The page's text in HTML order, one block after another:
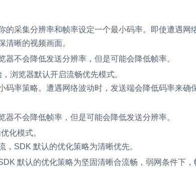
的采集分辨率和帧率设定一个最小码率。即使遭遇网
清晰的视频画面。
器不会降低发送分辨率，但是可能会降低帧率。
浏览器默认开启流畅优先模式。
码率策略。遭遇网络波动时，发送端会降低码率来确
器不会降低帧率，但是可能会降低发送分辨率。
化模式。
，SDK 默认的优化策略为清晰优先。
默认的优化策略为坚固清晰合流畅，弱网条件下，